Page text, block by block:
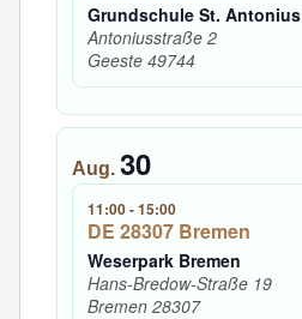
Grundschule St. Antonius
Antoniusstraße 2
Geeste 49744
Aug. 30
11:00-15:00
DE 28307 Bremen
Weserpark Bremen
Hans-Bredow-Straße 19
Bremen 28307